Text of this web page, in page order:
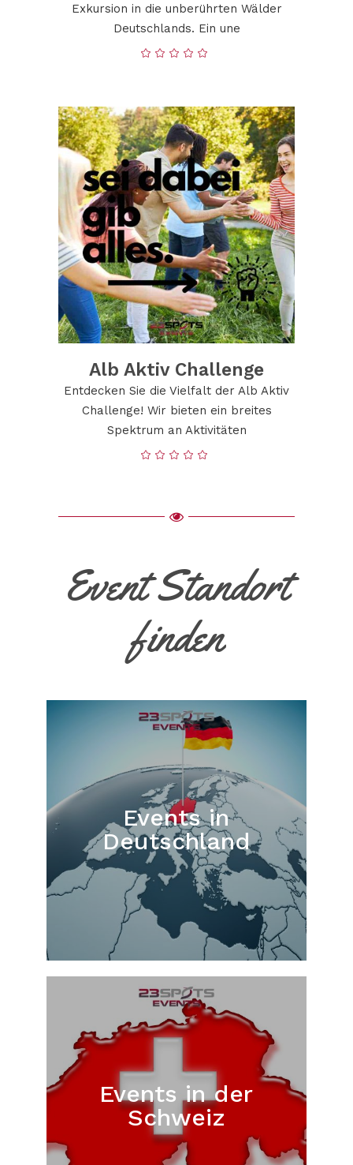
Exkursion in die unberührten Wälder
Deutschlands. Ein une
Alb Aktiv Challenge
Entdecken Sie die Vielfalt der Alb Aktiv
Challenge! Wir bieten ein breites
Spektrum an Aktivitäten
Event Standort
finden
Events in
Deutschland
Events in der
Schweiz